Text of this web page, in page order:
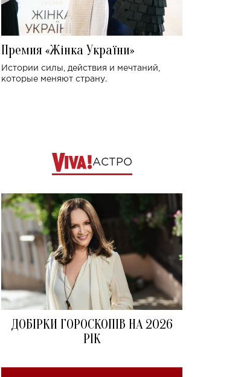
Премия «Жінка України»
Истории силы, действия и мечтаний,
которые меняют страну.
АСТРО
ДОБІРКИ ГОРОСКОПІВ НА 2026
РІК